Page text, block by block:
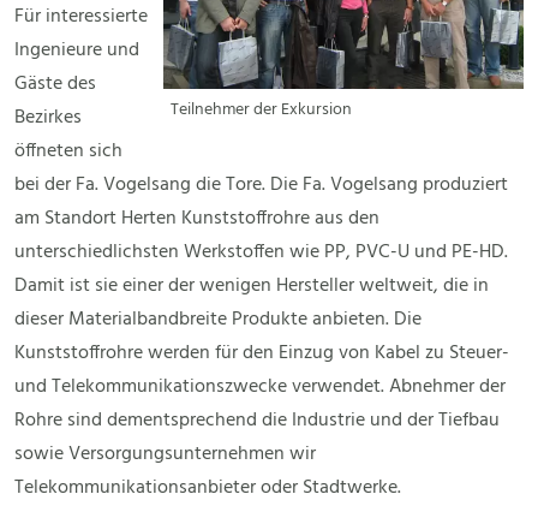
Teilnehmer der Exkursion
Für interessierte
Ingenieure und
Gäste des
Bezirkes
öffneten sich
bei der Fa. Vogelsang die Tore. Die Fa. Vogelsang produziert
am Standort Herten Kunststoffrohre aus den
unterschiedlichsten Werkstoffen wie PP, PVC-U und PE-HD.
Damit ist sie einer der wenigen Hersteller weltweit, die in
dieser Materialbandbreite Produkte anbieten. Die
Kunststoffrohre werden für den Einzug von Kabel zu Steuer-
und Telekommunikationszwecke verwendet. Abnehmer der
Rohre sind dementsprechend die Industrie und der Tiefbau
sowie Versorgungsunternehmen wir
Telekommunikationsanbieter oder Stadtwerke.